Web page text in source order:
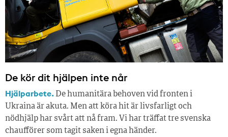
De kör dit hjälpen inte når
Hjälparbete. De humanitära behoven vid fronten i
Ukraina är akuta. Men att köra hit är livsfarligt och
nödhjälp har svårt att nå fram. Vi har träffat tre svenska
chaufförer som tagit saken i egna händer.